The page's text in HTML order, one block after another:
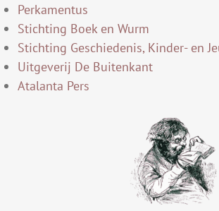
Perkamentus
Stichting Boek en Wurm
Stichting Geschiedenis, Kinder- en
Uitgeverij De Buitenkant
Atalanta Pers